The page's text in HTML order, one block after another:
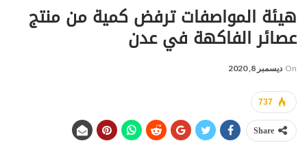
هيئة المواصفات ترفض كمية من منتج
عصائر الفاكهة في عدن
On ديسمبر 8, 2020
737
Share